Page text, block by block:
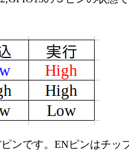
ンです。ENピンはチッ